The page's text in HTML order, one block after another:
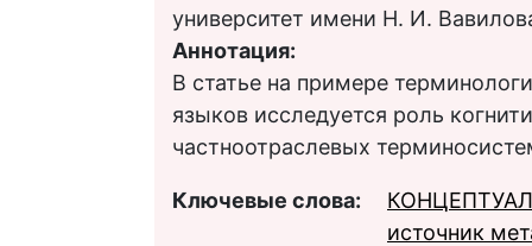
университет имени Н. И.
Аннотация:
В статье на примере
языков исследуется роль
частноотраслевых
Ключевые слова:
источник